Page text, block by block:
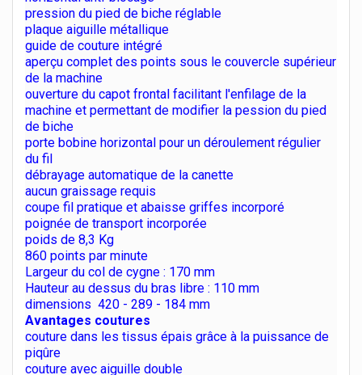
pression du pied de biche réglable
plaque aiguille métallique
guide de couture intégré
aperçu complet des points sous le couvercle supérieur
de la machine
ouverture du capot frontal facilitant l'enfilage de la
machine et permettant de modifier la pession du pied
de biche
porte bobine horizontal pour un déroulement régulier
du fil
débrayage automatique de la canette
aucun graissage requis
coupe fil pratique et abaisse griffes incorporé
poignée de transport incorporée
poids de 8,3 Kg
860 points par minute
Largeur du col de cygne : 170 mm
Hauteur au dessus du bras libre : 110 mm
dimensions 420 - 289 - 184 mm
Avantages coutures
couture dans les tissus épais grâce à la puissance de
piqûre
couture avec aiguille double